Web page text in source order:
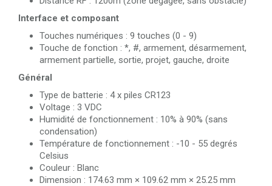
Interface et composant
Touches numériques : 9 touches (0 - 9)
Touche de fonction : *, #, armement, désarmement,
armement partielle, sortie, projet, gauche, droite
Général
Type de batterie : 4 x piles CR123
Voltage : 3 VDC
Humidité de fonctionnement : 10% à 90% (sans
condensation)
Température de fonctionnement : -10 - 55 degrés
Celsius
Couleur : Blanc
Dimension : 174.63 mm × 109.62 mm × 25.25 mm